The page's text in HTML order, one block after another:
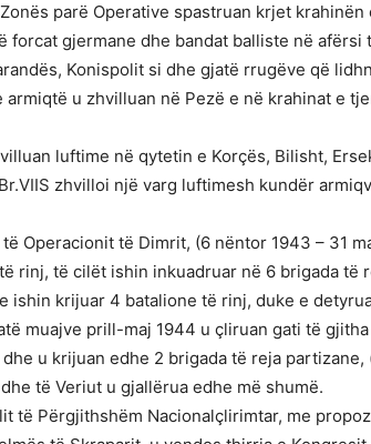
parë Operative spastruan krjet krahinën
forcat gjermane dhe bandat balliste në afërsi
Konispolit si dhe gjatë rrugëve që
u zhvilluan në Pezë e në krahinat e
luftime në qytetin e Korçës, Bilisht,
zhvilloi një varg luftimesh kundër
Operacionit të Dimrit, (6 nëntor 1943 – 31
rinj, të cilët ishin inkuadruar në 6 brigada të
ishin krijuar 4 batalione të rinj, duke e
muajve prill-maj 1944 u çliruan gati të
u krijuan edhe 2 brigada të reja partizane,
të Veriut u gjallërua edhe më shumë.
të Përgjithshëm Nacionalçlirimtar, me